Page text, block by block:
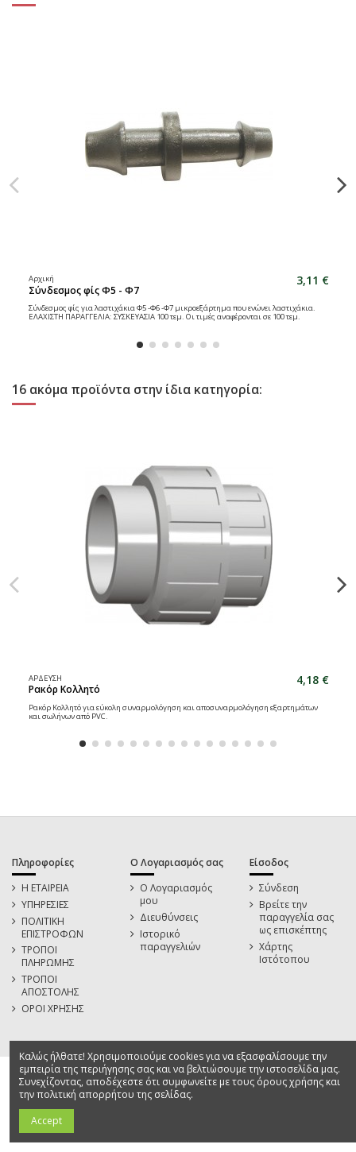
Αρχική
Σύνδεσμος φίς Φ5 - Φ7
3,11 €
Σύνδεσμος φίς για λαστιχάκια Φ5 -Φ6 -Φ7 μικροεξάρτημα που ενώνει λαστιχάκια.
ΕΛΑΧΙΣΤΗ ΠΑΡΑΓΓΕΛΙΑ: ΣΥΣΚΕΥΑΣΙΑ 100 τεμ. Οι τιμές αναφέρονται σε 100 τεμ.
16 ακόμα προϊόντα στην ίδια κατηγορία:
ΑΡΔΕΥΣΗ
Ρακόρ Κολλητό
4,18 €
Ρακόρ Κολλητό για εύκολη συναρμολόγηση και αποσυναρμολόγηση εξαρτημάτων
και σωλήνων από PVC.
Πληροφορίες
Η ΕΤΑΙΡΕΙΑ
ΥΠΗΡΕΣΙΕΣ
ΠΟΛΙΤΙΚΗ
ΕΠΙΣΤΡΟΦΩΝ
ΤΡΟΠΟΙ
ΠΛΗΡΩΜΗΣ
ΤΡΟΠΟΙ
ΑΠΟΣΤΟΛΗΣ
ΟΡΟΙ ΧΡΗΣΗΣ
Ο Λογαριασμός σας
Ο Λογαριασμός
μου
Διευθύνσεις
Ιστορικό
παραγγελιών
Είσοδος
Σύνδεση
Βρείτε την
παραγγελία σας
ως επισκέπτης
Χάρτης
Ιστότοπου
Καλώς ήλθατε! Χρησιμοποιούμε cookies για να εξασφαλίσουμε την
εμπειρία της περιήγησης σας και να βελτιώσουμε την ιστοσελίδα μας.
Συνεχίζοντας, αποδέχεστε ότι συμφωνείτε με τους όρους χρήσης και
την πολιτική απορρήτου της σελίδας.
Accept